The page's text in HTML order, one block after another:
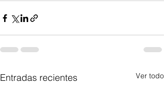
Entradas recientes Ver todo